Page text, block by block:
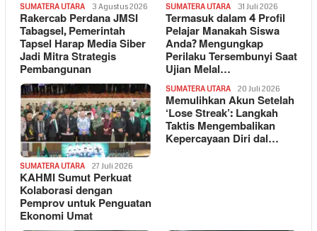
SUMATERA UTARA 3 Agustus 2026
Rakercab Perdana JMSI
Tabagsel, Pemerintah
Tapsel Harap Media Siber
Jadi Mitra Strategis
Pembangunan
SUMATERA UTARA 31 Juli 2026
Termasuk dalam 4 Profil
Pelajar Manakah Siswa
Anda? Mengungkap
Perilaku Tersembunyi Saat
Ujian Melal…
SUMATERA UTARA 27 Juli 2026
KAHMI Sumut Perkuat
Kolaborasi dengan
Pemprov untuk Penguatan
Ekonomi Umat
SUMATERA UTARA 20 Juli 2026
Memulihkan Akun Setelah
‘Lose Streak’: Langkah
Taktis Mengembalikan
Kepercayaan Diri dal…